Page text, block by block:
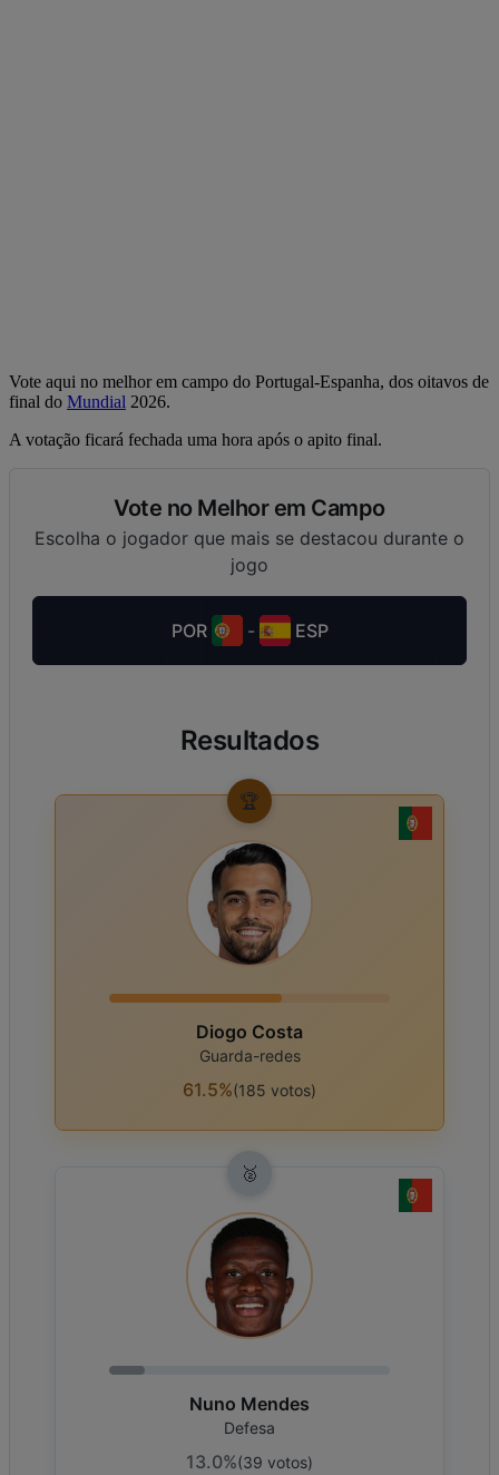
Vote aqui no melhor em campo do Portugal-Espanha, dos oitavos de
final do Mundial 2026.
A votação ficará fechada uma hora após o apito final.
Vote no Melhor em Campo
Escolha o jogador que mais se destacou durante o
jogo
POR - ESP
Resultados
🏆
Diogo Costa
Guarda-redes
61.5%(185 votos)
🥈
Nuno Mendes
Defesa
13.0%(39 votos)